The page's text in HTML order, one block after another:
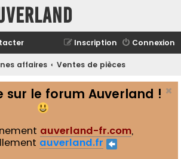
Connexion
Inscription
affaires Ventes de pièces
sur le forum Auverland !
auverland-fr.com,
auverland.fr